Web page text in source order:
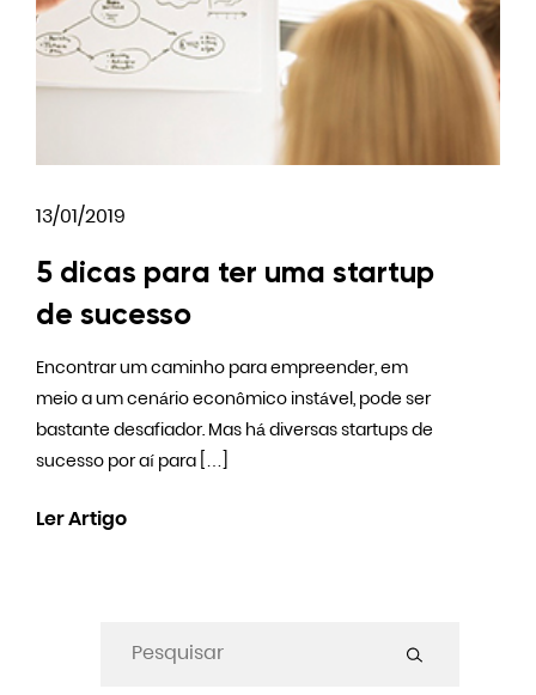
13/01/2019
5 dicas para ter uma startup
de sucesso
Encontrar um caminho para empreender, em
meio a um cenário econômico instável, pode ser
bastante desafiador. Mas há diversas startups de
sucesso por aí para […]
Ler Artigo